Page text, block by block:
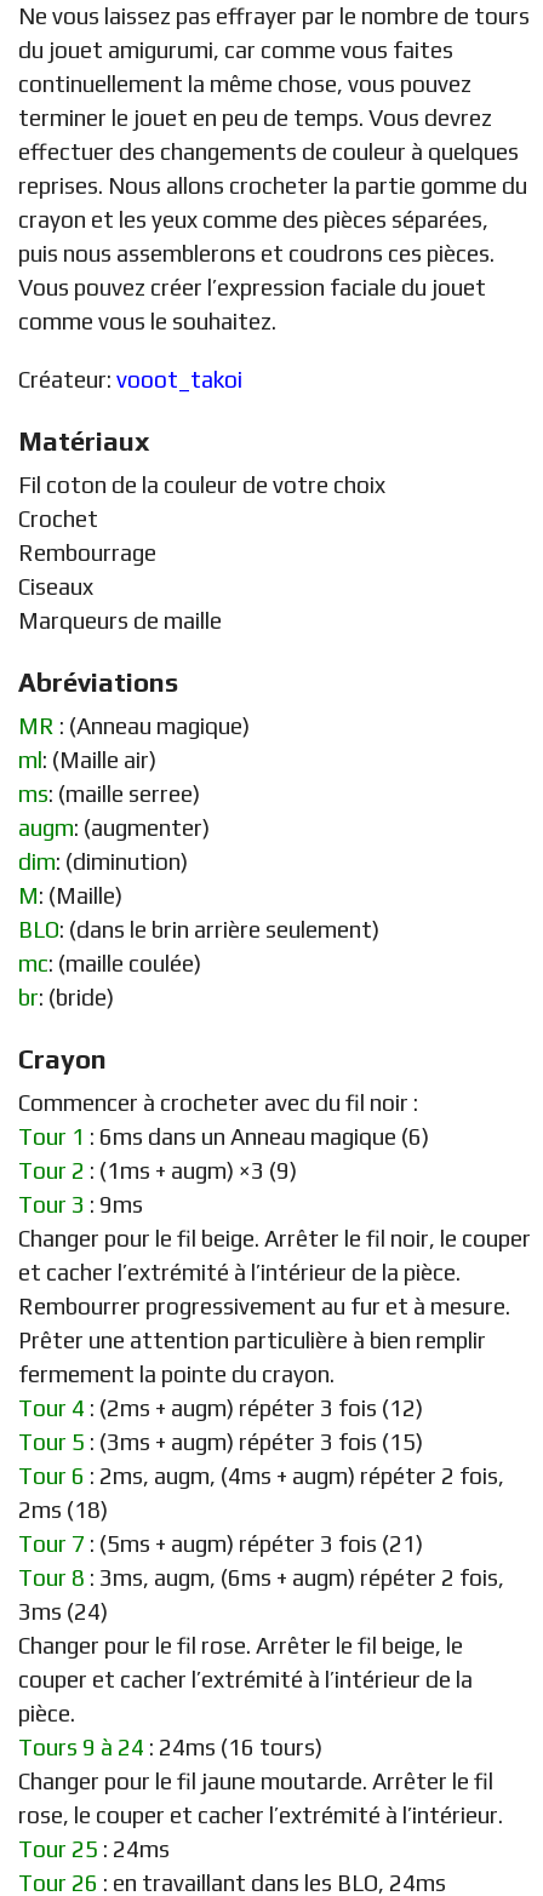
Ne vous laissez pas effrayer par le nombre de tours
du jouet amigurumi, car comme vous faites
continuellement la même chose, vous pouvez
terminer le jouet en peu de temps. Vous devrez
effectuer des changements de couleur à quelques
reprises. Nous allons crocheter la partie gomme du
crayon et les yeux comme des pièces séparées,
puis nous assemblerons et coudrons ces pièces.
Vous pouvez créer l’expression faciale du jouet
comme vous le souhaitez.
Créateur: vooot_takoi
Matériaux
Fil coton de la couleur de votre choix
Crochet
Rembourrage
Ciseaux
Marqueurs de maille
Abréviations
MR : (Anneau magique)
ml: (Maille air)
ms: (maille serree)
augm: (augmenter)
dim: (diminution)
M: (Maille)
BLO: (dans le brin arrière seulement)
mc: (maille coulée)
br: (bride)
Crayon
Commencer à crocheter avec du fil noir :
Tour 1 : 6ms dans un Anneau magique (6)
Tour 2 : (1ms + augm) ×3 (9)
Tour 3 : 9ms
Changer pour le fil beige. Arrêter le fil noir, le couper
et cacher l’extrémité à l’intérieur de la pièce.
Rembourrer progressivement au fur et à mesure.
Prêter une attention particulière à bien remplir
fermement la pointe du crayon.
Tour 4 : (2ms + augm) répéter 3 fois (12)
Tour 5 : (3ms + augm) répéter 3 fois (15)
Tour 6 : 2ms, augm, (4ms + augm) répéter 2 fois,
2ms (18)
Tour 7 : (5ms + augm) répéter 3 fois (21)
Tour 8 : 3ms, augm, (6ms + augm) répéter 2 fois,
3ms (24)
Changer pour le fil rose. Arrêter le fil beige, le
couper et cacher l’extrémité à l’intérieur de la
pièce.
Tours 9 à 24 : 24ms (16 tours)
Changer pour le fil jaune moutarde. Arrêter le fil
rose, le couper et cacher l’extrémité à l’intérieur.
Tour 25 : 24ms
Tour 26 : en travaillant dans les BLO, 24ms